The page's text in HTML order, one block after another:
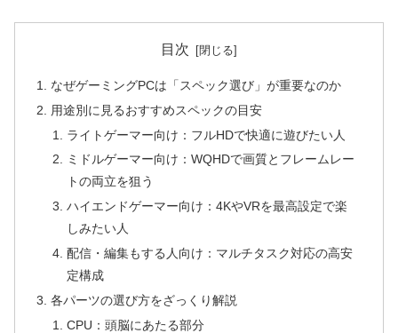
目次
なぜゲーミングPCは「スペック選び」が重要なのか
用途別に見るおすすめスペックの目安
ライトゲーマー向け：フルHDで快適に遊びたい人
ミドルゲーマー向け：WQHDで画質とフレームレー
トの両立を狙う
ハイエンドゲーマー向け：4KやVRを最高設定で楽
しみたい人
配信・編集もする人向け：マルチタスク対応の高安
定構成
各パーツの選び方をざっくり解説
CPU：頭脳にあたる部分